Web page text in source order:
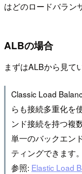
はどのロードバラン
ALBの場合
まずはALBから見て
Classic Load
らも接続多重化を
ンド接続を持つ複
単一のバックエン
ティングできます。
参照: Elastic Load